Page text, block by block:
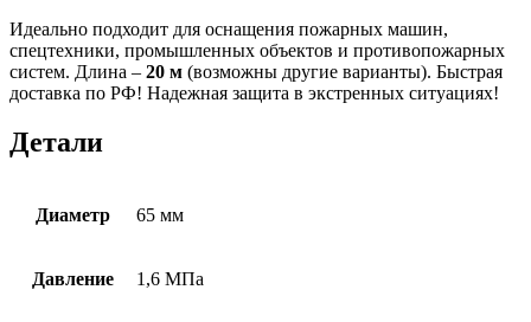
Идеально подходит для оснащения пожарных машин,
спецтехники, промышленных объектов и противопожарных
систем. Длина – 20 м (возможны другие варианты). Быстрая
доставка по РФ! Надежная защита в экстренных ситуациях!
Детали
Диаметр 65 мм
Давление 1,6 МПа